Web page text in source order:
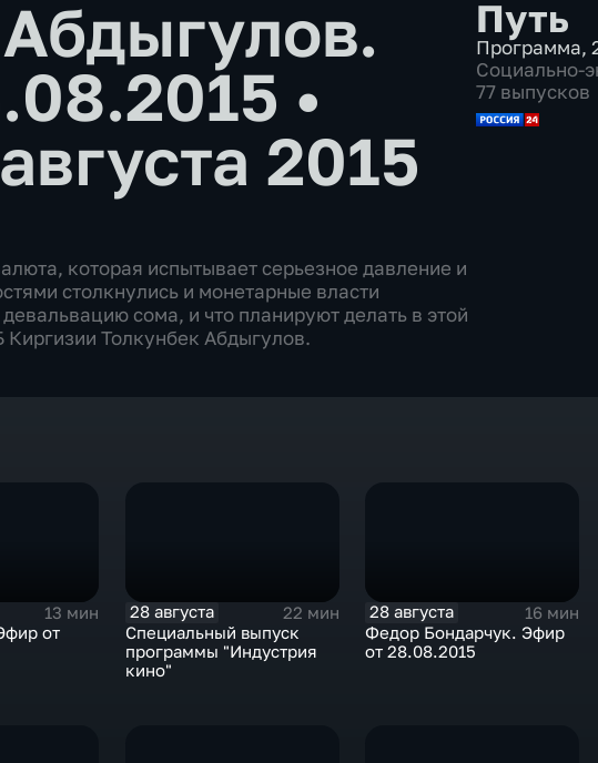
•
2015
которая испытывает серьезное давление и
столкнулись и монетарные власти
сома, и что планируют делать в этой
Киргизии Толкунбек Абдыгулов.
Путь
Программа,
Социально-
77 выпусков
13 мин
от
28 августа
22 мин
Специальный выпуск
программы "Индустрия
кино"
28 августа
16 мин
Федор Бондарчук. Эфир
от 28.08.2015